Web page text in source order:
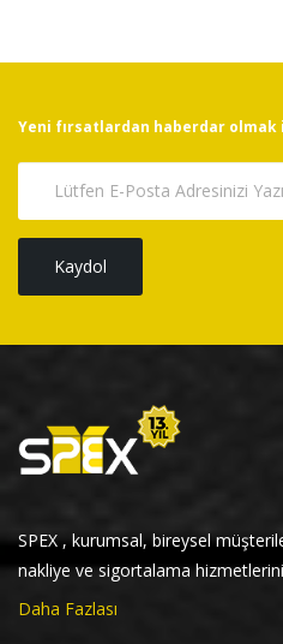
Yeni fırsatlardan haberdar
Kaydol
SPEX , kurumsal, bireysel
nakliye ve sigortalama
Daha Fazlası